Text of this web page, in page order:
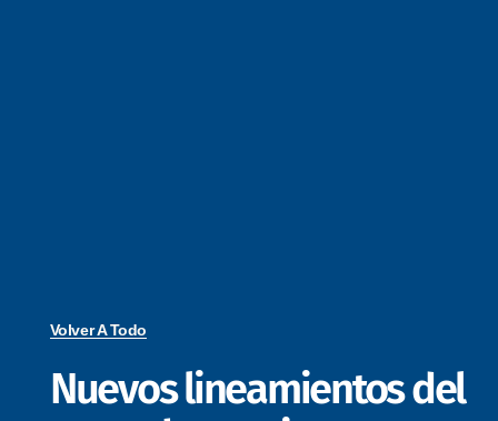
Volver A Todo
Nuevos lineamientos del